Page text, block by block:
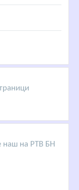
наш на РТВ БН